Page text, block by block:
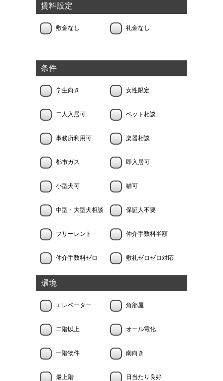
賃料設定
敷金なし 礼金なし
条件
学生向き 女性限定
二人入居可 ペット相談
事務所利用可 楽器相談
都市ガス 即入居可
小型犬可 猫可
中型・大型犬相談 保証人不要
フリーレント 仲介手数料半額
仲介手数料ゼロ 敷礼ゼロゼロ対応
環境
エレベーター 角部屋
二階以上 オール電化
一階物件 南向き
最上階 日当たり良好